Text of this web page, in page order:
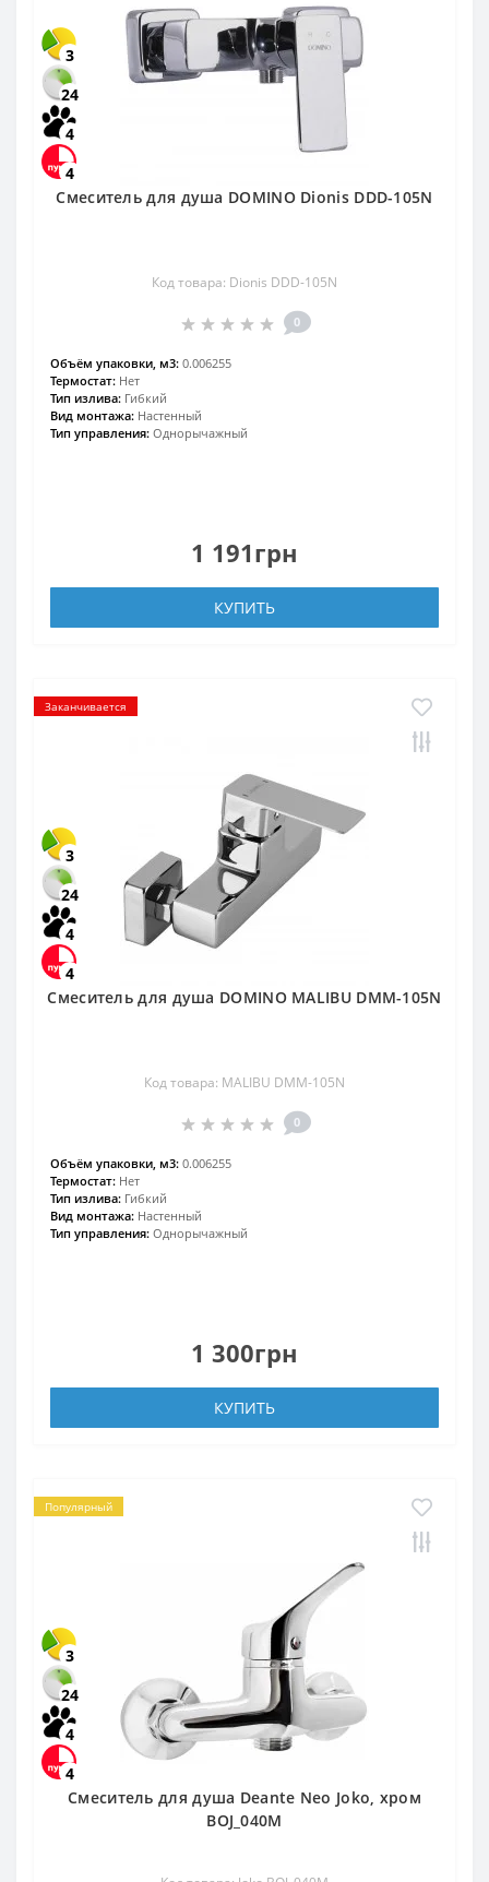
3
24
4
4
Смеситель для душа DOMINO Dionis DDD-105N
Код товара: Dionis DDD-105N
0
Объём упаковки, м3: 0.006255
Термостат: Нет
Тип излива: Гибкий
Вид монтажа: Настенный
Тип управления: Однорычажный
1 191грн
КУПИТЬ
Заканчивается
3
24
4
4
Смеситель для душа DOMINO MALIBU DMM-105N
Код товара: MALIBU DMM-105N
0
Объём упаковки, м3: 0.006255
Термостат: Нет
Тип излива: Гибкий
Вид монтажа: Настенный
Тип управления: Однорычажный
1 300грн
КУПИТЬ
Популярный
3
24
4
4
Смеситель для душа Deante Neo Joko, хром
BOJ_040M